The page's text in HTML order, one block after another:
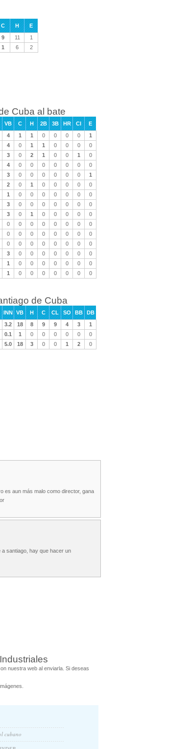
C H
E
9 11
1
1 6 2
Cuba al bate
VB C H 2B 3B HR CI
E
4 1 1 0 0 0 0
1
4 0 1 1 0 0 0
0
3 0 2 1 0 0 1
0
4 0 0 0 0 0 0
0
3 0 0 0 0 0 0
1
2 0 1 0 0 0 0
0
1 0 0 0 0 0 0
0
3 0 0 0 0 0 0
0
3 0 1 0 0 0 0
0
0 0 0 0 0 0 0
0
0 0 0 0 0 0 0
0
0 0 0 0 0 0 0
0
3 0 0 0 0 0 0
0
1 0 0 0 0 0 0
0
1 0 0 0 0 0 0 0
de Cuba
INN VB H C CL SO BB
DB
3.2 18 8 9 9 4 3
1
0.1 1 0 0 0 0 0
0
5.0 18 3 0 0 1 2 0
es aun más malo como director, gana
a santiago, hay que hacer un
nuestra web al enviarla. Si deseas
cubano